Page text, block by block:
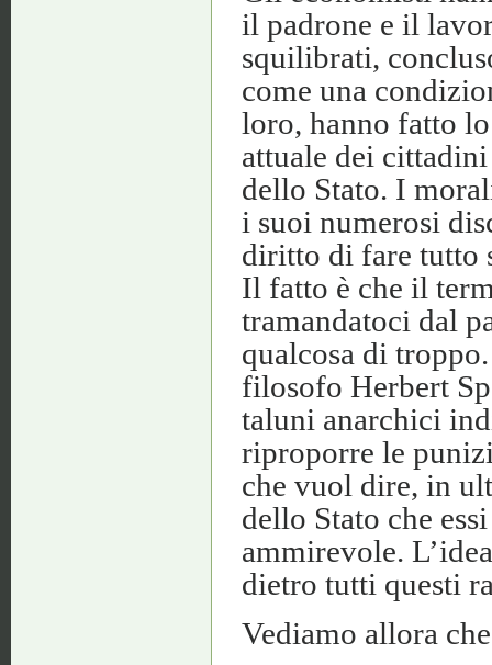
il padrone e il
squilibrati,
come una
loro, hanno fatto
attuale dei
dello Stato. I
i suoi numerosi
diritto di fare tutto
Il fatto è che il
tramandatoci dal
qualcosa di
filosofo Herbert
taluni anarchici
riproporre le
che vuol dire, in
dello Stato che
ammirevole.
dietro tutti questi
Vediamo allora